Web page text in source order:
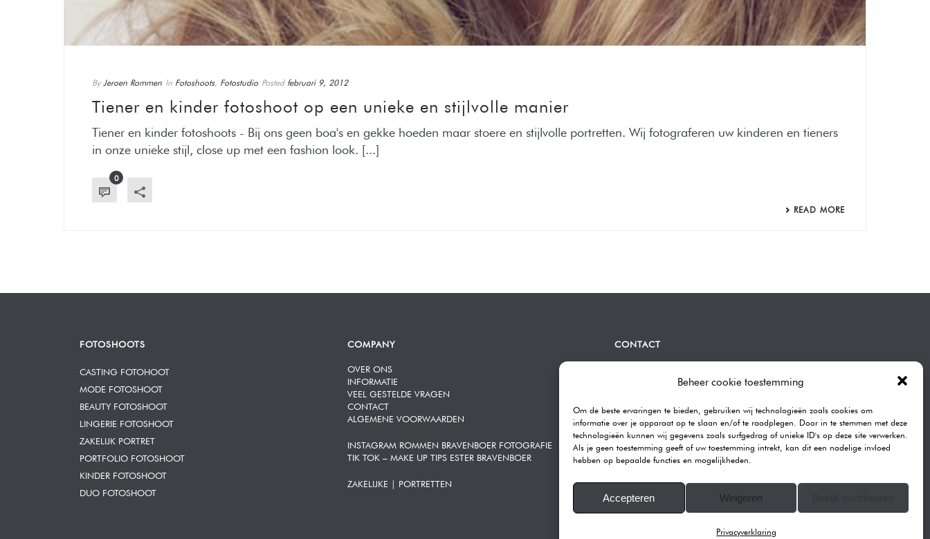
Beheer cookie toestemming
Om de beste ervaringen te bieden, gebruiken wij technologieën zoals cookies om
informatie over je apparaat op te slaan en/of te raadplegen. Door in te stemmen met deze
technologieën kunnen wij gegevens zoals surfgedrag of unieke ID's op deze site verwerken.
Als je geen toestemming geeft of uw toestemming intrekt, kan dit een nadelige invloed
hebben op bepaalde functies en mogelijkheden.
Accepteren Weigeren
Privacyverklaring
By Jeroen Rommen In Fotoshoots Fotostudio Posted februari 9, 2012
Tiener en kinder fotoshoot op een unieke en stijlvolle manier
Tiener en kinder fotoshoots - Bij ons geen boa's en gekke hoeden maar stoere en stijlvolle portretten. Wij fotograferen uw kinderen en tieners
in onze unieke stijl, close up met een fashion look. [...]
0
READ MORE
FOTOSHOOTS
CASTING FOTOHOOT
MODE FOTOSHOOT
BEAUTY FOTOSHOOT
LINGERIE FOTOSHOOT
ZAKELIJK PORTRET
PORTFOLIO FOTOSHOOT
KINDER FOTOSHOOT
DUO FOTOSHOOT
COMPANY
OVER ONS
INFORMATIE
VEEL GESTELDE VRAGEN
CONTACT
ALGEMENE VOORWAARDEN
INSTAGRAM ROMMEN BRAVENBOER FOTOGRAFIE
TIK TOK – MAKE UP TIPS ESTER BRAVENBOER
ZAKELIJKE | PORTRETTEN
CONTACT
Katendrechtse Lagedijk 443A
Telefoon: 0104101590
E-mail: info@rommenphotography.com
Our Reviews on Google
KVK: 68874537
All images on this website are copyrighted.